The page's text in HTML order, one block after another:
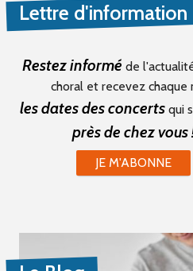
Lettre d'information
Restez informé de
choral et recevez chaque
les dates des concerts qui
près de chez vous
JE M'ABONNE